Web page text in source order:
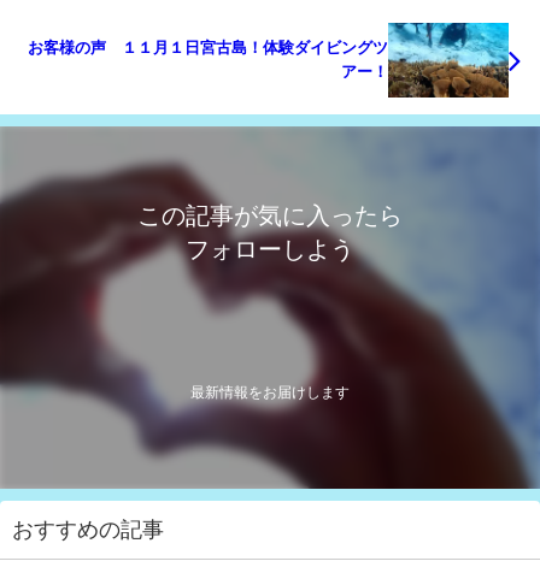
お客様の声 １１月１日宮古島！体験ダイビングツ
アー！
この記事が気に入ったら
フォローしよう
最新情報をお届けします
おすすめの記事